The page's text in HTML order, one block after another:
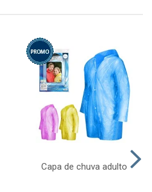
Capa de chuva adulto